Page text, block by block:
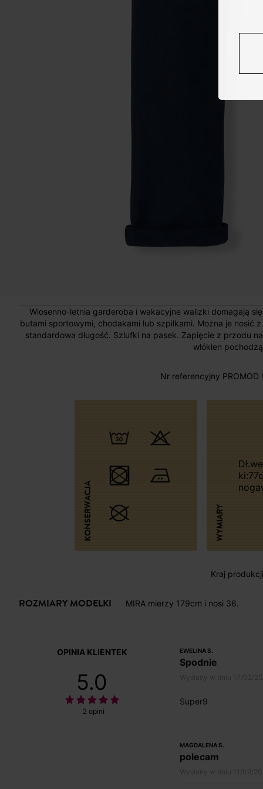
Wiosenno-letnia garderoba i wakacyjne walizki domagają
butami sportowymi, chodakami lub szpilkami. Można je nosić
standardowa długość. Szlufki na pasek. Zapięcie z przodu
włókien
Nr referencyjny
KONSERWACJA WYMIARY
Dł.wew.nogaw
Kraj
ROZMIARY MODELKI MIRA mierzy 179cm i nosi 36.
OPINIA KLIENTEK
5.0
2 opini
EWELINA S.
Spodnie
Super9
MAGDALENA S.
polecam